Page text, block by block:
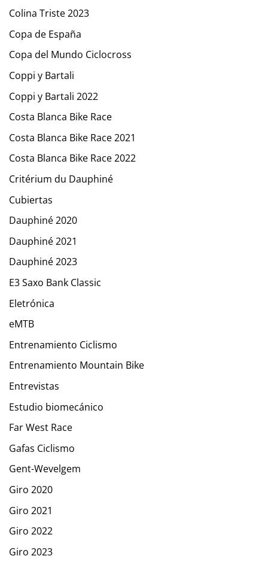
Colina Triste 2023
Copa de España
Copa del Mundo Ciclocross
Coppi y Bartali
Coppi y Bartali 2022
Costa Blanca Bike Race
Costa Blanca Bike Race 2021
Costa Blanca Bike Race 2022
Critérium du Dauphiné
Cubiertas
Dauphiné 2020
Dauphiné 2021
Dauphiné 2023
E3 Saxo Bank Classic
Eletrónica
eMTB
Entrenamiento Ciclismo
Entrenamiento Mountain Bike
Entrevistas
Estudio biomecánico
Far West Race
Gafas Ciclismo
Gent-Wevelgem
Giro 2020
Giro 2021
Giro 2022
Giro 2023